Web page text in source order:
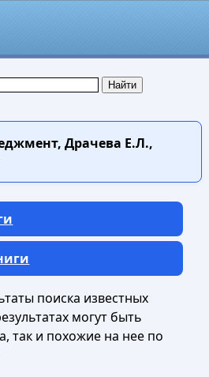
Драчева Е.Л.,
поиска известных
могут быть
так и похожие на нее по